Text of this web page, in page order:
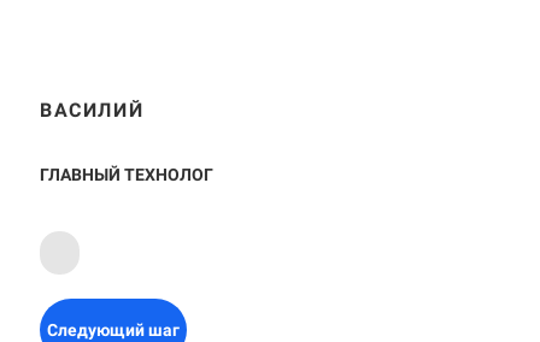
ВАСИЛИЙ
ГЛАВНЫЙ ТЕХНОЛОГ
Следующий шаг